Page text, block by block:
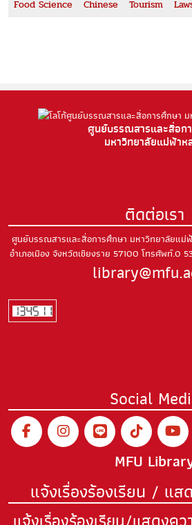
Food Science
Chinese Tourism
ศูนย์บรรณสารและสื่อก
มหาวิทยาลัยแม่ฟ้าห
ติดต่อเรา
ศูนย์บรรณสารและสื่อการศึกษา มหาวิทยาลัยแม่
อำเภอเมือง จังหวัดเชียงราย 57100 โทรศัพท์.0
Social
MFU
แจ้งเรื่องร้องเรียน / แส